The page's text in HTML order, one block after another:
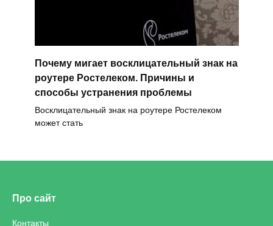
Почему мигает восклицательный знак на
роутере Ростелеком. Причины и
способы устранения проблемы
Восклицательный знак на роутере Ростелеком
может стать
Про сайт
Контакты